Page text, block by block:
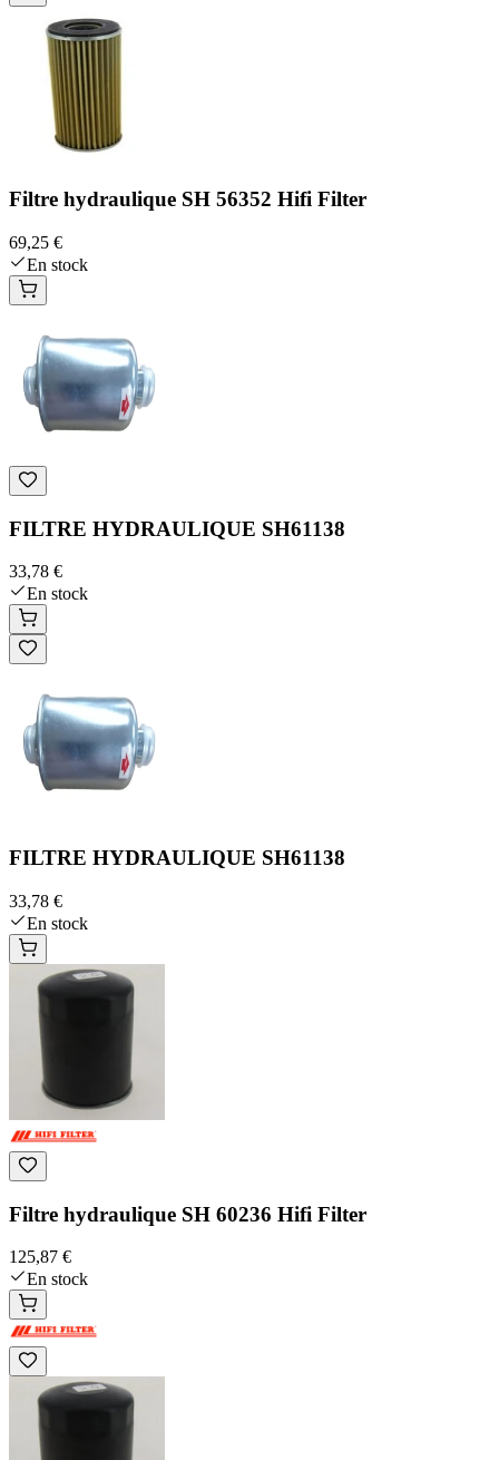
Filtre hydraulique SH 56352 Hifi Filter
69,25 €
En stock
FILTRE HYDRAULIQUE SH61138
33,78 €
En stock
FILTRE HYDRAULIQUE SH61138
33,78 €
En stock
Filtre hydraulique SH 60236 Hifi Filter
125,87 €
En stock